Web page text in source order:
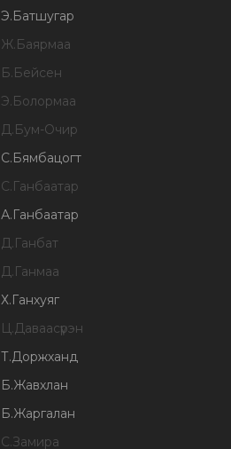
Э.Батшугар
Ж.Баярмаа
Б.Бейсен
Э.Болормаа
Д.Бум-Очир
С.Бямбацогт
С.Ганбаатар
А.Ганбаатар
Д.Ганбат
Д.Ганмаа
Х.Ганхуяг
Ц.Даваасүрэн
Т.Доржханд
Б.Жавхлан
Б.Жаргалан
С.Замира